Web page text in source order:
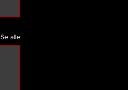
Se alle